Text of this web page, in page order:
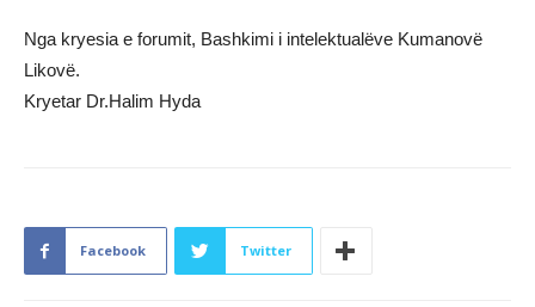
Nga kryesia e forumit, Bashkimi i intelektualëve Kumanovë
Likovë.
Kryetar Dr.Halim Hyda
Facebook Twitter